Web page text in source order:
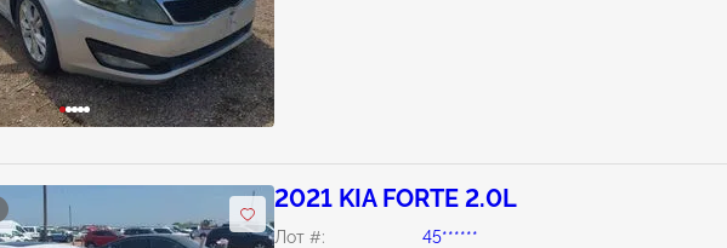
2021 KIA FORTE 2.0L
Лот #:
45******